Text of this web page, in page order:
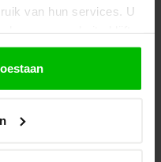
van hun services. U
cm |